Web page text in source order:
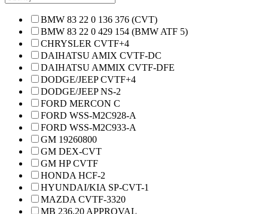
BMW 83 22 0 136 376 (CVT)
BMW 83 22 0 429 154 (BMW ATF 5)
CHRYSLER CVTF+4
DAIHATSU AMIX CVTF-DC
DAIHATSU AMMIX CVTF-DFE
DODGE/JEEP CVTF+4
DODGE/JEEP NS-2
FORD MERCON C
FORD WSS-M2C928-A
FORD WSS-M2C933-A
GM 19260800
GM DEX-CVT
GM HP CVTF
HONDA HCF-2
HYUNDAI/KIA SP-CVT-1
MAZDA CVTF-3320
MB 236.20 APPROVAL